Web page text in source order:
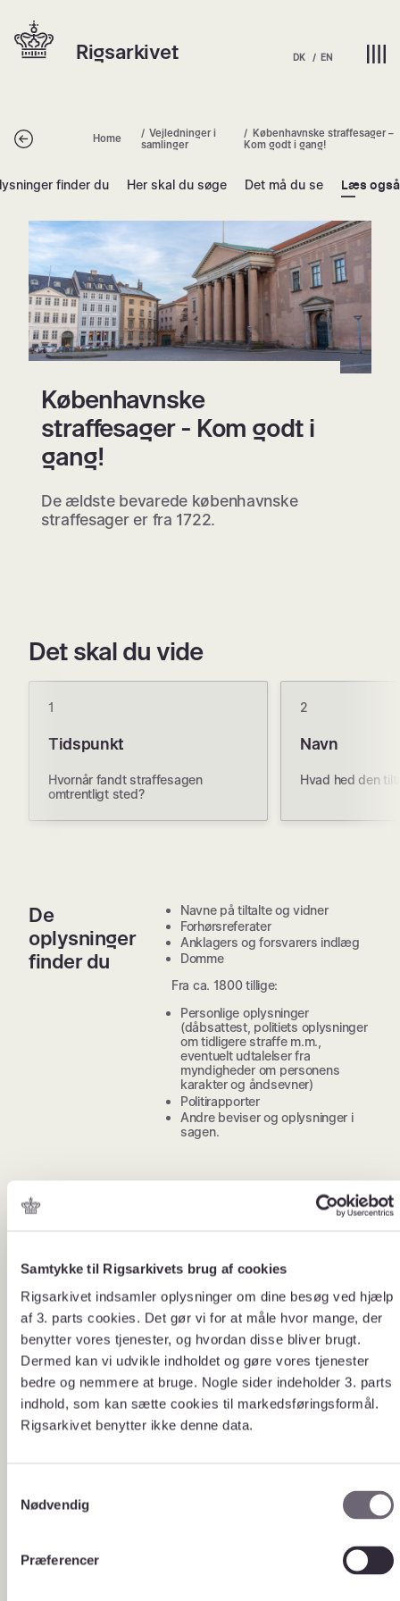
Samtykke til Rigsarkivets brug af cookies
Rigsarkivet indsamler oplysninger om dine besøg ved hjælp
af 3. parts cookies. Det gør vi for at måle hvor mange, der
benytter vores tjenester, og hvordan disse bliver brugt.
Dermed kan vi udvikle indholdet og gøre vores tjenester
bedre og nemmere at bruge. Nogle sider indeholder 3. parts
indhold, som kan sætte cookies til markedsføringsformål.
Rigsarkivet benytter ikke denne data.
Nødvendig
Præferencer
Spring
indhold
Hjem | Home
Rigsarkivet DK EN
Tilbage Home
Vejledninger i
samlinger
Københavnske straffesager –
Kom godt i gang!
finder du Her skal du søge Det må du se Læs også
Københavnske straffesager – Kom
Københavnske
straffesager - Kom godt i
gang!
De ældste bevarede københavnske
straffesager er fra 1722.
Det skal du vide
1
Tidspunkt
Hvornår fandt straffesagen
omtrentligt sted?
2
Navn
Hvad hed den
De
oplysninger
finder du
Navne på tiltalte og vidner
Forhørsreferater
Anklagers og forsvarers indlæg
Domme
Fra ca. 1800 tillige:
Personlige oplysninger
(dåbsattest, politiets oplysninger
om tidligere straffe m.m.,
eventuelt udtalelser fra
myndigheder om personens
karakter og åndsevner)
Politirapporter
Andre beviser og oplysninger i
sagen.
1722-1771
1771-1845
1845-1919
Det må du se
Straffesager indeholder oplysninger om rent private
forhold og er omfattet af en tilgængelighedsfrist på 75